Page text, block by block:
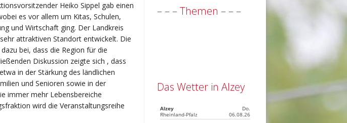
Heiko Sippel gab einen
es vor allem um Kitas, Schulen,
und Wirtschaft ging. Der Landkreis
attraktiven Standort entwickelt. Die
bei, dass die Region für die
Diskussion zeigte sich , dass
in der Stärkung des ländlichen
und Senioren sowie in der
immer mehr Lebensbereiche
wird die Veranstaltungsreihe
– – – Themen – – –
Das Wetter in Alzey